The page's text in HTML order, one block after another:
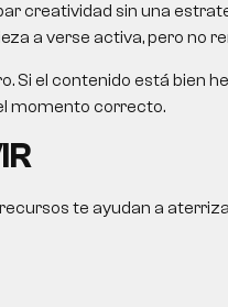
creatividad sin una
a verse activa, pero no
Si el contenido está bien
momento correcto.
te ayudan a